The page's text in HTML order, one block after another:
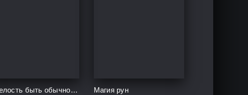
Смелость быть обычной. Наслаждайся простой жизнью, пока другие фотошопят свою Магия рун